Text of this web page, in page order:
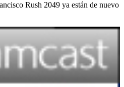
Rush 2049 ya están de nuevo